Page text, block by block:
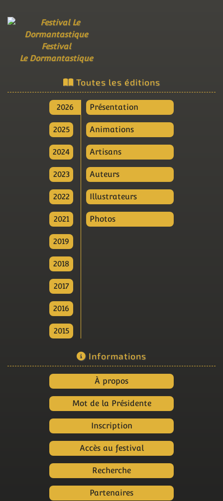
Festival
Le Dormantastique
Toutes les éditions
2026
2025
2024
2023
2022
2021
2019
2018
2017
2016
2015
Présentation
Animations
Artisans
Auteurs
Illustrateurs
Photos
Informations
À propos
Mot de la Présidente
Inscription
Accès au festival
Recherche
Partenaires